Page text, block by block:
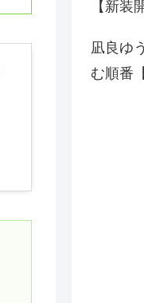
【新装
凪良ゆ
む順番